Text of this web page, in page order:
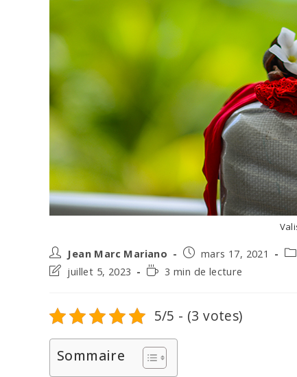
Auteur/autrice
de
Jean Marc Mariano
Post
published:
mars 17, 2021
Postjuillet 5, 2023
Temps3 min de lecture
5/5 - (3 votes)
Sommaire